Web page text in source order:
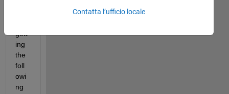
gett
ing
the
foll
owi
ng
Contatta l’ufficio locale